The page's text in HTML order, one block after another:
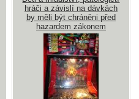
hráči a závislí na dávkách
by měli být chráněni před
hazardem zákonem